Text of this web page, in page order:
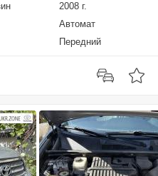
2008 г.
Автомат
Передний